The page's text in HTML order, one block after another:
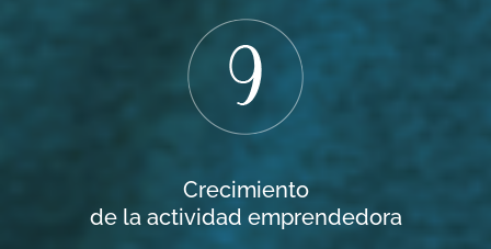
Crecimiento
de la actividad emprendedora